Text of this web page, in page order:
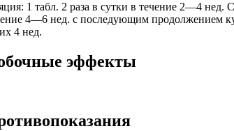
1 табл. 2 раза в сутки в течение 2—4
4—6 нед. с последующим продолжением
4 нед.
эффекты